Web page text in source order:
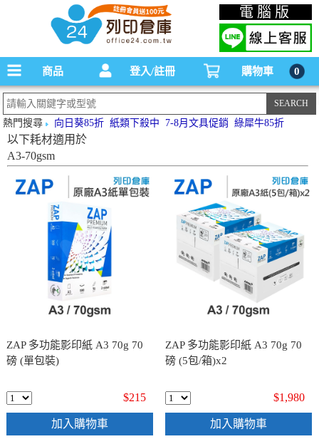
碳粉匣，墨水匣,原廠碳粉匣，副廠碳粉匣，環保碳粉匣,連續供墨印表機-office24列印
倉庫線上購物手機版
電腦版
商品 登入/註冊 購物車 0
熱門搜尋 向日葵85折 紙類下殺中 7-8月文具促銷 綠犀牛85折
以下耗材適用於
A3-70gsm
ZAP 多功能影印紙 A3 70g 70
磅 (單包裝)
$215
加入購物車
ZAP 多功能影印紙 A3 70g 70
磅 (5包/箱)x2
$1,980
加入購物車